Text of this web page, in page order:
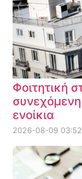
Φοιτητική
ενοίκια
2026-08-09